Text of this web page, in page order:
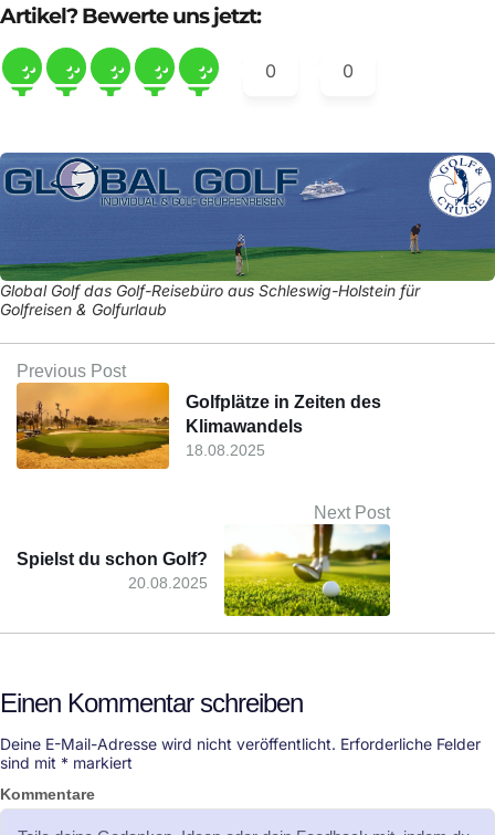
Artikel? Bewerte uns jetzt:
0 0
Global Golf das Golf-Reisebüro aus Schleswig-Holstein für
Golfreisen & Golfurlaub
Previous Post
18.08.2025
Golfplätze in Zeiten des
Klimawandels
Next Post
20.08.2025
Spielst du schon Golf?
Einen Kommentar schreiben
Deine E-Mail-Adresse wird nicht veröffentlicht. Erforderliche Felder
sind mit * markiert
Kommentare